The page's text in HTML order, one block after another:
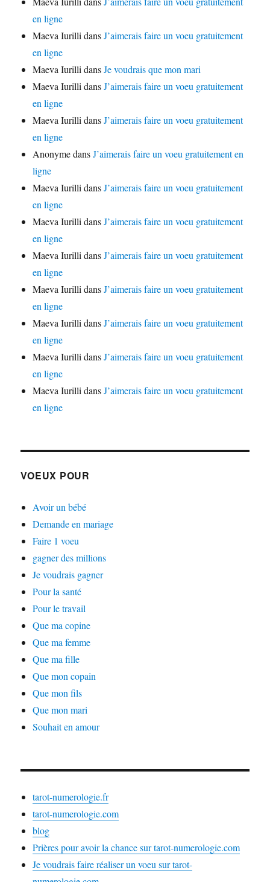
en ligne
Maeva Iurilli dansJ’aimerais faire un voeu gratuitement
en ligne
Maeva Iurilli dansJe voudrais que mon mari
Maeva Iurilli dansJ’aimerais faire un voeu gratuitement
en ligne
Maeva Iurilli dansJ’aimerais faire un voeu gratuitement
en ligne
AnonymedansJ’aimerais faire un voeu gratuitement en
ligne
Maeva Iurilli dansJ’aimerais faire un voeu gratuitement
en ligne
Maeva Iurilli dansJ’aimerais faire un voeu gratuitement
en ligne
Maeva Iurilli dansJ’aimerais faire un voeu gratuitement
en ligne
Maeva Iurilli dansJ’aimerais faire un voeu gratuitement
en ligne
Maeva Iurilli dansJ’aimerais faire un voeu gratuitement
en ligne
Maeva Iurilli dansJ’aimerais faire un voeu gratuitement
en ligne
Maeva Iurilli dansJ’aimerais faire un voeu gratuitement
en ligne
VOEUX POUR
Avoir un bébé
Demande en mariage
Faire 1 voeu
gagner des millions
Je voudrais gagner
Pour la santé
Pour le travail
Que ma copine
Que ma femme
Que ma fille
Que mon copain
Que mon fils
Que mon mari
Souhait en amour
tarot-numerologie.fr
tarot-numerologie.com
blog
Prières pour avoir la chance sur tarot-numerologie.com
Je voudrais faire réaliser un voeu sur tarot-